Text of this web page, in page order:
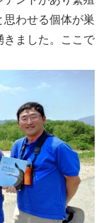
思わせる個体が巣
きました。ここで